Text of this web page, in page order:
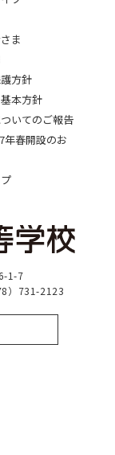
ま
方針
本方針
いてのご報告
春開設のお
1-7
）731-2123